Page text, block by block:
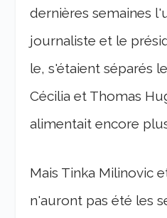
dernières semaines
journaliste et le
le, s'étaient séparés
Cécilia et Thomas
alimentait encore
Mais Tinka Milinovic
n'auront pas été les